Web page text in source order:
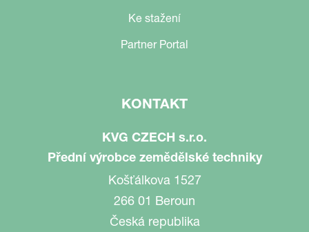
Ke stažení
Partner Portal
KONTAKT
KVG CZECH s.r.o.
Přední výrobce zemědělské techniky
Košťálkova 1527
266 01 Beroun
Česká republika